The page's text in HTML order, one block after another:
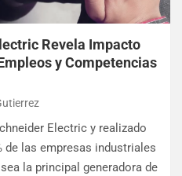
Revela Impacto
y Competencias
Electric y realizado
de las empresas industriales
la principal generadora de